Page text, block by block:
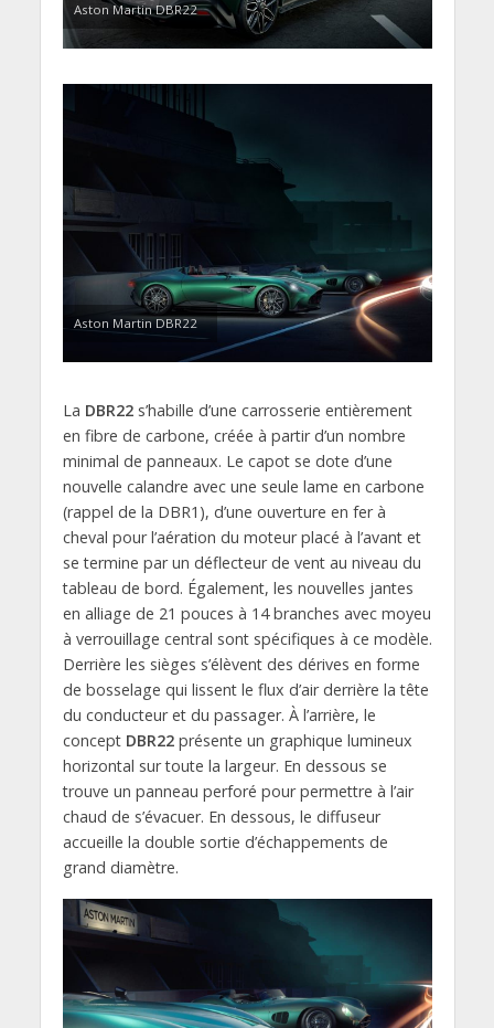
Aston Martin DBR22
Aston Martin DBR22
La DBR22s’habille d’une carrosserie entièrement
en fibre de carbone, créée à partir d’un nombre
minimal de panneaux. Le capot se dote d’une
nouvelle calandre avec une seule lame en carbone
(rappel de la DBR1), d’une ouverture en fer à
cheval pour l’aération du moteur placé à l’avant et
se termine par un déflecteur de vent au niveau du
tableau de bord. Également, les nouvelles jantes
en alliage de 21 pouces à 14 branches avec moyeu
à verrouillage central sont spécifiques à ce modèle.
Derrière les sièges s’élèvent des dérives en forme
de bosselage qui lissent le flux d’air derrière la tête
du conducteur et du passager. À l’arrière, le
concept DBR22présente un graphique lumineux
horizontal sur toute la largeur. En dessous se
trouve un panneau perforé pour permettre à l’air
chaud de s’évacuer. En dessous, le diffuseur
accueille la double sortie d’échappements de
grand diamètre.